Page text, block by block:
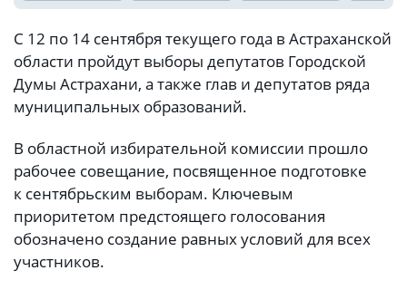
С 12 по 14 сентября текущего года в Астраханской
области пройдут выборы депутатов Городской
Думы Астрахани, а также глав и депутатов ряда
муниципальных образований.
В областной избирательной комиссии прошло
рабочее совещание, посвященное подготовке
к сентябрьским выборам. Ключевым
приоритетом предстоящего голосования
обозначено создание равных условий для всех
участников.